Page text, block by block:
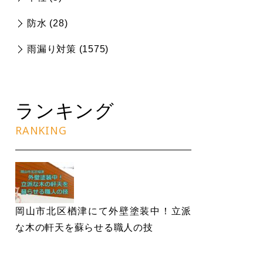
防水 (28)
雨漏り対策 (1575)
ランキング
RANKING
岡山市北区楢津にて外壁塗装中！立派
な木の軒天を蘇らせる職人の技